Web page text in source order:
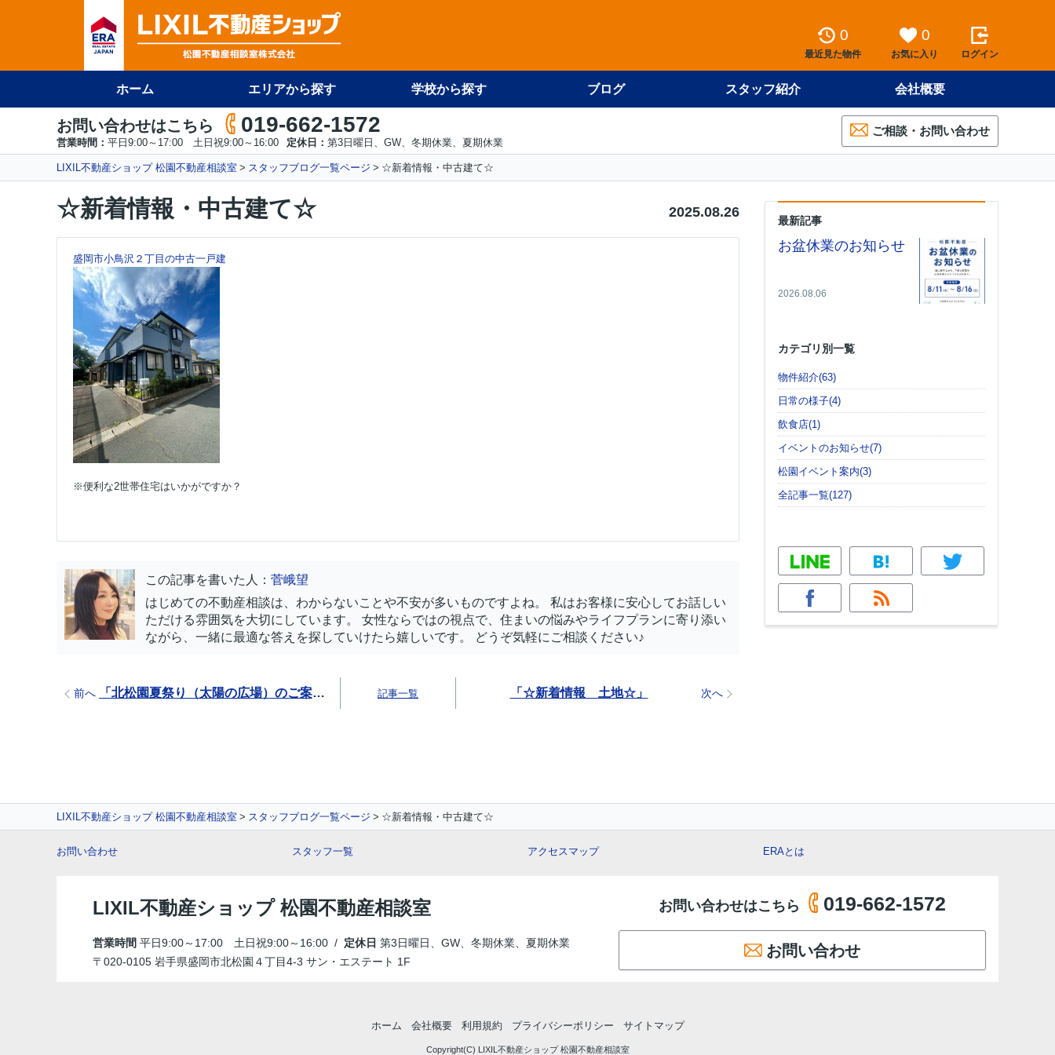
0
最近見た物件
0
お気に入り ログイン
ホーム エリアから探す 学校から探す ブログ スタッフ紹介 会社概要
お問い合わせはこちら 019-662-1572
営業時間： 平日9:00～17:00 土日祝9:00～16:00 定休日： 第3日曜日、GW、冬期休業、夏期休業
ご相談・お問い合わせ
LIXIL不動産ショップ 松園不動産相談室 スタッフブログ一覧ページ ☆新着情報・中古建て☆
☆新着情報・中古建て☆ 2025.08.26
盛岡市小鳥沢２丁目の中古一戸建
※便利な2世帯住宅はいかがですか？
この記事を書いた人： 菅峨望
はじめての不動産相談は、わからないことや不安が多いものですよね。 私はお客様に安心してお話しい
ただける雰囲気を大切にしています。 女性ならではの視点で、住まいの悩みやライフプランに寄り添い
ながら、一緒に最適な答えを探していけたら嬉しいです。 どうぞ気軽にご相談ください♪
前へ 「北松園夏祭り（太陽の広場）のご案内」 記事一覧 「☆新着情報 土地☆」 次へ
最新記事
お盆休業のお知らせ
2026.08.06
カテゴリ別一覧
物件紹介(63)
日常の様子(4)
飲食店(1)
イベントのお知らせ(7)
松園イベント案内(3)
全記事一覧(127)
LIXIL不動産ショップ 松園不動産相談室 スタッフブログ一覧ページ ☆新着情報・中古建て☆
お問い合わせ スタッフ一覧 アクセスマップ ERAとは
LIXIL不動産ショップ 松園不動産相談室
営業時間 平日9:00～17:00 土日祝9:00～16:00 / 定休日 第3日曜日、GW、冬期休業、夏期休業
〒020-0105 岩手県盛岡市北松園４丁目4-3 サン・エステート 1F
お問い合わせはこちら 019-662-1572
お問い合わせ
ホーム 会社概要 利用規約 プライバシーポリシー サイトマップ
Copyright(C) LIXIL不動産ショップ 松園不動産相談室